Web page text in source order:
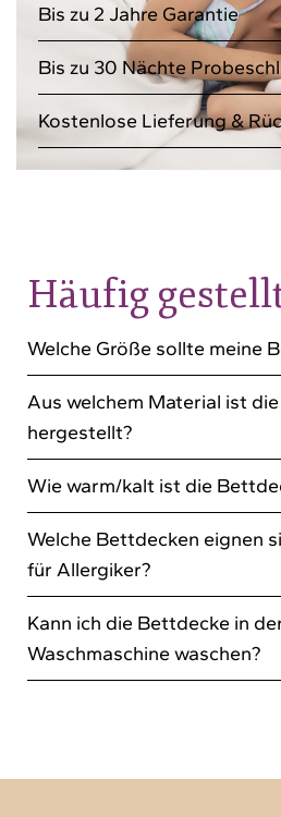
Bis zu 2 Jahre Garantie
Bis zu 30 Nächte
Kostenlose Lieferung &
Häufig
Welche Größe sollte meine
Aus welchem Material ist
hergestellt?
Wie warm/kalt ist die
Welche Bettdecken eignen
für Allergiker?
Kann ich die Bettdecke in
Waschmaschine waschen?